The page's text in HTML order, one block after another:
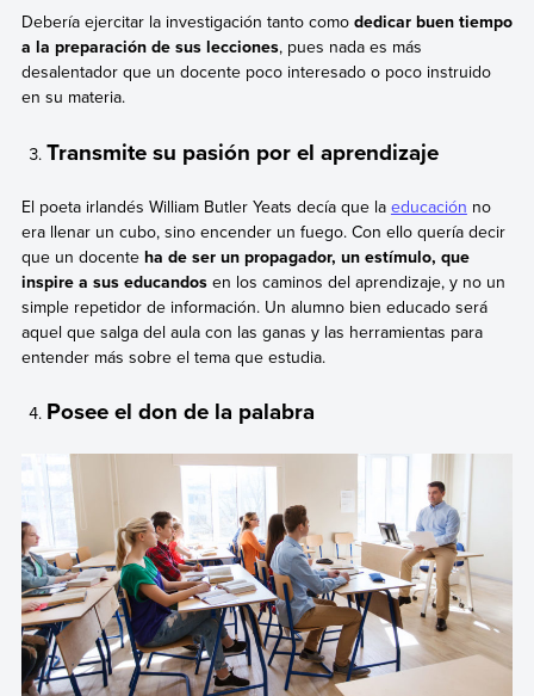
Debería ejercitar la investigación tanto como dedicar buen tiempo
a la preparación de sus lecciones, pues nada es más
desalentador que un docente poco interesado o poco instruido
en su materia.
Transmite su pasión por el aprendizaje
El poeta irlandés William Butler Yeats decía que la educación no
era llenar un cubo, sino encender un fuego. Con ello quería decir
que un docente ha de ser un propagador, un estímulo, que
inspire a sus educandosen los caminos del aprendizaje, y no un
simple repetidor de información. Un alumno bien educado será
aquel que salga del aula con las ganas y las herramientas para
entender más sobre el tema que estudia.
Posee el don de la palabra